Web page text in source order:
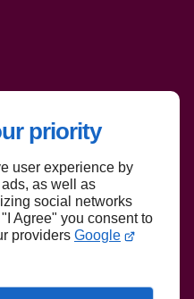
priority
user experience by
as well as
social networks
Agree" you consent to
providers Google
page